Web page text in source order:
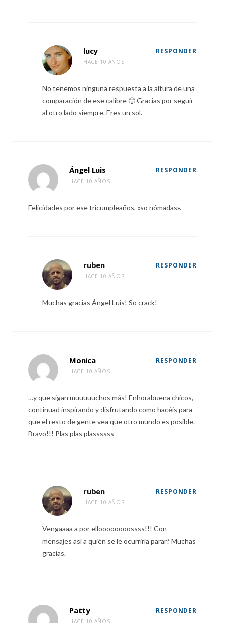
lucy
HACE 10 AÑOS
RESPONDER
No tenemos ninguna respuesta a la altura de una
comparación de ese calibre 🙂 Gracias por seguir
al otro lado siempre. Eres un sol.
Ángel Luis
HACE 10 AÑOS
RESPONDER
Felicidades por ese tricumpleaños, «so nómadas».
ruben
HACE 10 AÑOS
RESPONDER
Muchas gracias Ángel Luis! So crack!
Monica
HACE 10 AÑOS
RESPONDER
…y que sigan muuuuuchos más! Enhorabuena chicos,
continuad inspirando y disfrutando como hacéis para
que el resto de gente vea que otro mundo es posible.
Bravo!!! Plas plas plassssss
ruben
HACE 10 AÑOS
RESPONDER
Vengaaaa a por elloooooooossss!!! Con
mensajes así a quién se le ocurriría parar? Muchas
gracias.
Patty
HACE 10 AÑOS
RESPONDER